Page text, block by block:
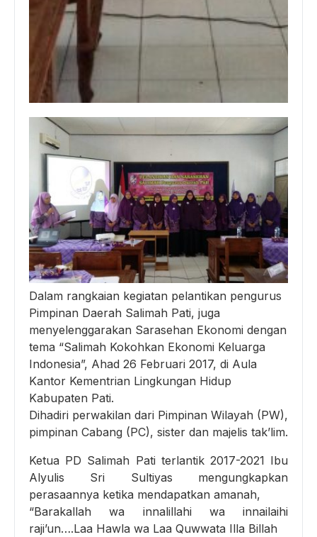
Dalam rangkaian kegiatan pelantikan pengurus
Pimpinan Daerah Salimah Pati, juga
menyelenggarakan Sarasehan Ekonomi dengan
tema “Salimah Kokohkan Ekonomi Keluarga
Indonesia”, Ahad 26 Februari 2017, di Aula
Kantor Kementrian Lingkungan Hidup
Kabupaten Pati.
Dihadiri perwakilan dari Pimpinan Wilayah (PW),
pimpinan Cabang (PC), sister dan majelis tak’lim.
Ketua PD Salimah Pati terlantik 2017-2021 Ibu
Alyulis Sri Sultiyas mengungkapkan
perasaannya ketika mendapatkan amanah,
“Barakallah wa innalillahi wa innailaihi
raji’un….Laa Hawla wa Laa Quwwata Illa Billah